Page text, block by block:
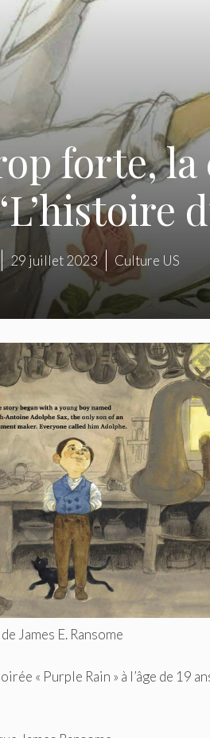
forte,
29 juillet 2023 Culture US
James E. Ransome
« Purple Rain » à l’âge de 19